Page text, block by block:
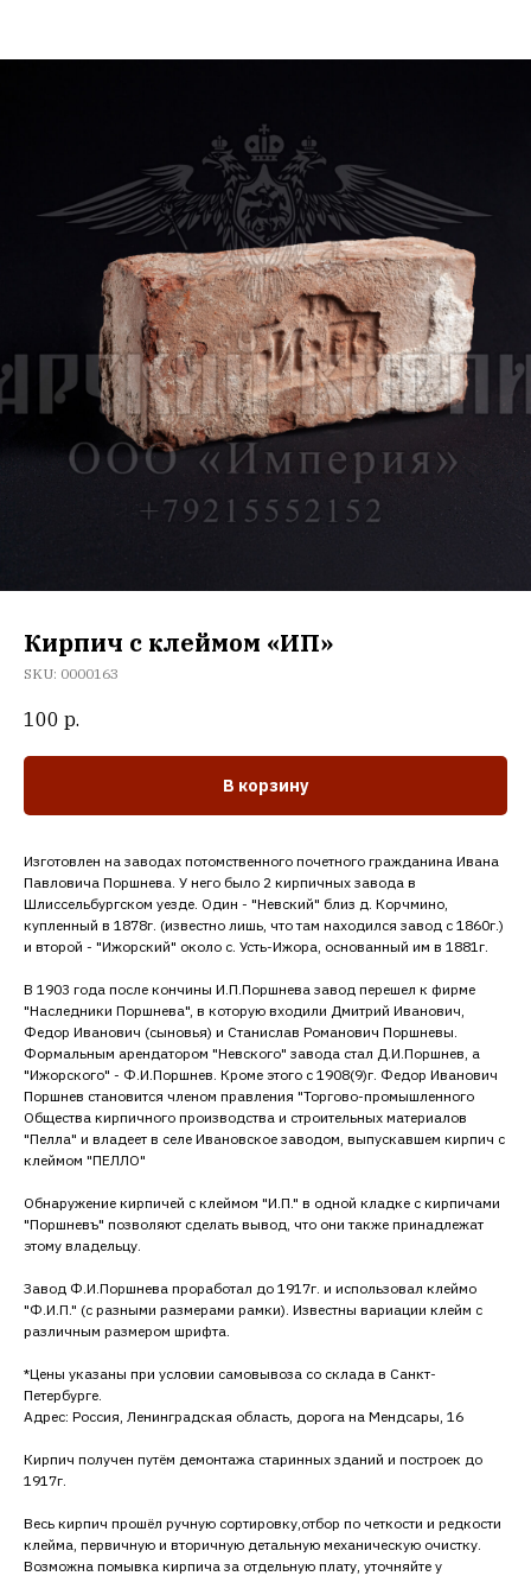
Кирпич с клеймом «ИП»
SKU: 0000163
100 р.
В корзину
Изготовлен на заводах потомственного почетного гражданина Ивана
Павловича Поршнева. У него было 2 кирпичных завода в
Шлиссельбургском уезде. Один - "Невский" близ д. Корчмино,
купленный в 1878г. (известно лишь, что там находился завод с 1860г.)
и второй - "Ижорский" около с. Усть-Ижора, основанный им в 1881г.
В 1903 года после кончины И.П.Поршнева завод перешел к фирме
"Наследники Поршнева", в которую входили Дмитрий Иванович,
Федор Иванович (сыновья) и Станислав Романович Поршневы.
Формальным арендатором "Невского" завода стал Д.И.Поршнев, а
"Ижорского" - Ф.И.Поршнев. Кроме этого с 1908(9)г. Федор Иванович
Поршнев становится членом правления "Торгово-промышленного
Общества кирпичного производства и строительных материалов
"Пелла" и владеет в селе Ивановское заводом, выпускавшем кирпич с
клеймом "ПЕЛЛО"
Обнаружение кирпичей с клеймом "И.П." в одной кладке с кирпичами
"Поршневъ" позволяют сделать вывод, что они также принадлежат
этому владельцу.
Завод Ф.И.Поршнева проработал до 1917г. и использовал клеймо
"Ф.И.П." (с разными размерами рамки). Известны вариации клейм с
различным размером шрифта.
*Цены указаны при условии самовывоза со склада в Санкт-
Петербурге.
Адрес: Россия, Ленинградская область, дорога на Мендсары, 16
Кирпич получен путём демонтажа старинных зданий и построек до
1917г.
Весь кирпич прошёл ручную сортировку,отбор по четкости и редкости
клейма, первичную и вторичную детальную механическую очистку.
Возможна помывка кирпича за отдельную плату, уточняйте у